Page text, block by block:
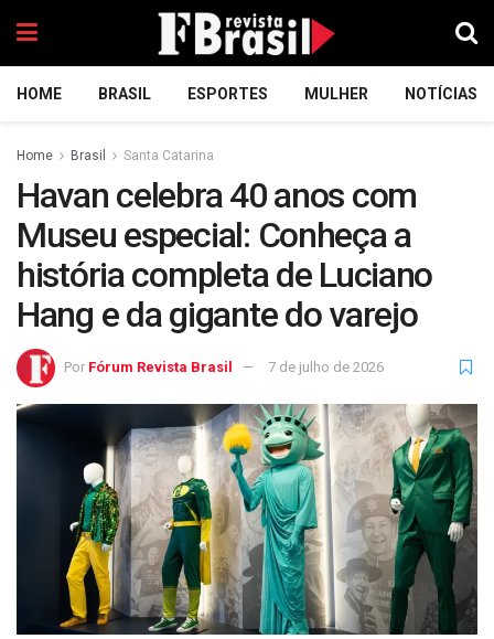
HOME BRASIL ESPORTES MULHER NOTÍCIAS
Home Brasil Santa Catarina
Havan celebra 40 anos com
Museu especial: Conheça a
história completa de Luciano
Hang e da gigante do varejo
Por Fórum Revista Brasil 7 de julho de 2026